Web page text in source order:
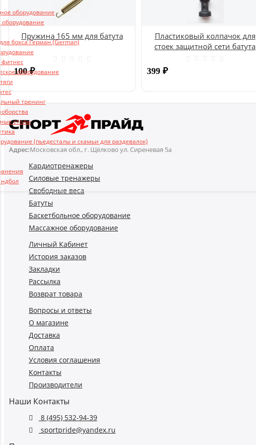
оборудование
бокса Герман (German)
фитнес
оборудование
тренинг
столы
(пьедесталы и скамьи для раздевалок)
Пружина 165 мм для батута
100₽
Пластиковый колпачок для
стоек защитной сети батута
399 ₽
Адрес:Московская обл., г. Щёлково ул. Сиреневая 5а
Кардиотренажеры
Силовые тренажеры
Свободные веса
Батуты
Баскетбольное оборудование
Массажное оборудование
Личный Кабинет
История заказов
Закладки
Рассылка
Возврат товара
Вопросы и ответы
О магазине
Доставка
Оплата
Условия соглашения
Контакты
Производители
Наши Контакты
8 (495) 532-94-39
sportpride@yandex.ru